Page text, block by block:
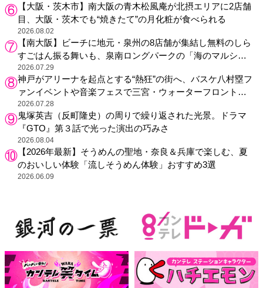
【大阪・茨木市】南大阪の青木松風庵が北摂エリアに2店舗
目、大阪・茨木でも“焼きたて”の月化粧が食べられる
2026.08.02
【南大阪】ビーチに地元・泉州の8店舗が集結し無料のしら
すごはん振る舞いも、泉南ロングパークの「海のマルシ
ェ」がリニューアル！
2026.07.29
神戸がアリーナを起点とする“熱狂”の街へ、バスケ八村塁フ
ァンイベントや音楽フェスで三宮・ウォーターフロントを
活性化
2026.07.28
鬼塚英吉（反町隆史）の周りで繰り返された光景。ドラマ
『GTO』第３話で光った演出の巧みさ
2026.08.04
【2026年最新】そうめんの聖地・奈良＆兵庫で楽しむ、夏
のおいしい体験「流しそうめん体験」おすすめ3選
2026.06.09